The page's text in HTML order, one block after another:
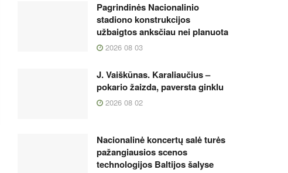
Pagrindinės Nacionalinio
stadiono konstrukcijos
užbaigtos anksčiau nei planuota
2026 08 03
J. Vaiškūnas. Karaliaučius –
pokario žaizda, paversta ginklu
2026 08 02
Nacionalinė koncertų salė turės
pažangiausios scenos
technologijos Baltijos šalyse